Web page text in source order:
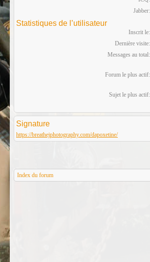
Jabber:
Statistiques de l’utilisateur
Inscrit le:
Dernière visite:
Messages au total:
Forum le plus actif:
Sujet le plus actif:
Signature
https://breathejphotography.com/dapoxetine/
Index du forum